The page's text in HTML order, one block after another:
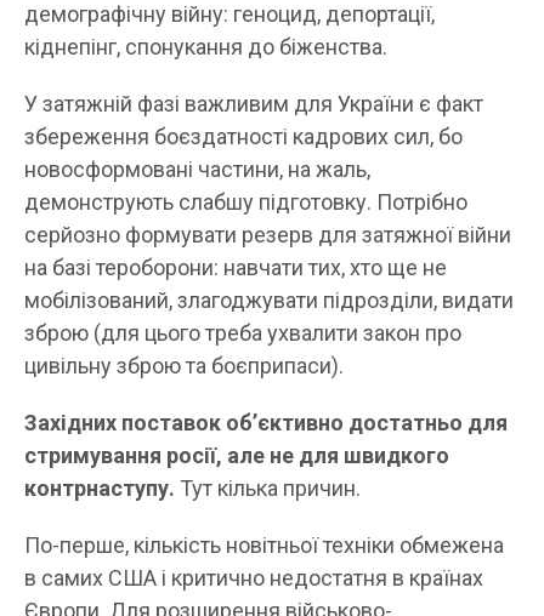
демографічну війну: геноцид, депортації,
кіднепінг, спонукання до біженства.
У затяжній фазі важливим для України є факт
збереження боєздатності кадрових сил, бо
новосформовані частини, на жаль,
демонструють слабшу підготовку. Потрібно
серйозно формувати резерв для затяжної війни
на базі тероборони: навчати тих, хто ще не
мобілізований, злагоджувати підрозділи, видати
зброю (для цього треба ухвалити закон про
цивільну зброю та боєприпаси).
Західних поставок об’єктивно достатньо для
стримування росії, але не для швидкого
контрнаступу. Тут кілька причин.
По-перше, кількість новітньої техніки обмежена
в самих США і критично недостатня в країнах
Європи. Для розширення військово-